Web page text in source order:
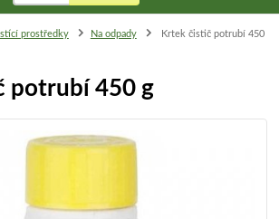
prostředky Na odpady
Krtek čistič potrubí 450
potrubí 450 g